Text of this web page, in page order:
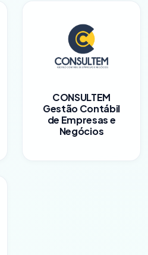
CONSULTEM
Gestão Contábil
de Empresas e
Negócios